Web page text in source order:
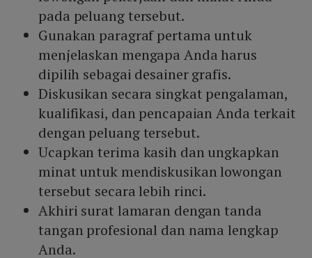
pada peluang tersebut.
Gunakan paragraf pertama untuk
menjelaskan mengapa Anda harus
dipilih sebagai desainer grafis.
Diskusikan secara singkat pengalaman,
kualifikasi, dan pencapaian Anda terkait
dengan peluang tersebut.
Ucapkan terima kasih dan ungkapkan
minat untuk mendiskusikan lowongan
tersebut secara lebih rinci.
Akhiri surat lamaran dengan tanda
tangan profesional dan nama lengkap
Anda.